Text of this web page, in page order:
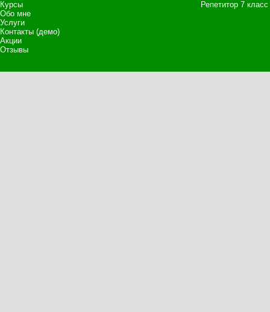
Курсы
Обо мне
Услуги
Контакты (демо)
Акции
Отзывы
Репетитор 7 класс